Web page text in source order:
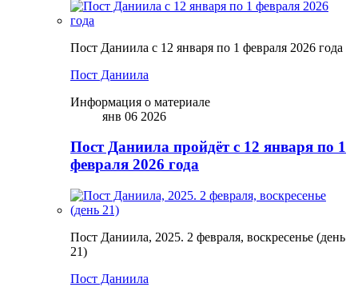
Пост Даниила с 12 января по 1 февраля 2026 года
Пост Даниила
Информация о материале
янв 06 2026
Пост Даниила пройдёт с 12 января по 1
февраля 2026 года
Пост Даниила, 2025. 2 февраля, воскресенье (день
21)
Пост Даниила